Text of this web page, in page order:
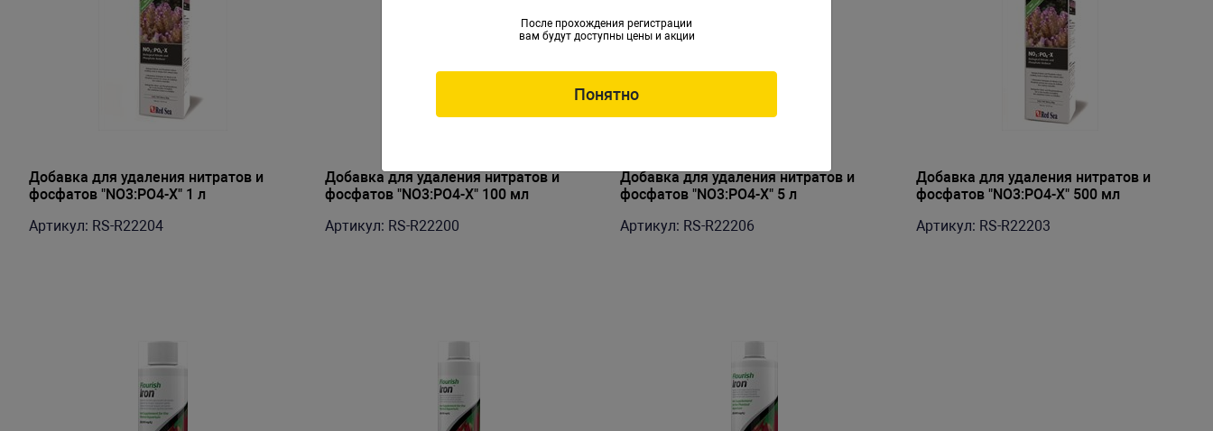
Добавка для удаления нитратов и
фосфатов "NO3:PO4-X" 1 л
Артикул: RS-R22204
Добавка для удаления нитратов и
фосфатов "NO3:PO4-X" 100 мл
Артикул: RS-R22200
Добавка для удаления нитратов и
фосфатов "NO3:PO4-X" 5 л
Артикул: RS-R22206
Добавка для удаления нитратов и
фосфатов "NO3:PO4-X" 500 мл
Артикул: RS-R22203
После прохождения регистрации
вам будут доступны цены и акции
Понятно